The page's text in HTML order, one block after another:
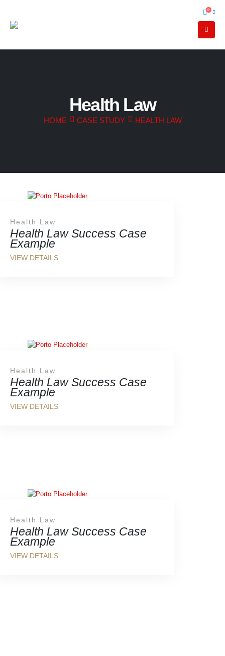
0
Health Law
HOME CASE STUDY HEALTH LAW
Health Law Success Case
Example
Health Law
Health Law Success Case
Example
Health Law
Health Law Success Case
Example
Health Law